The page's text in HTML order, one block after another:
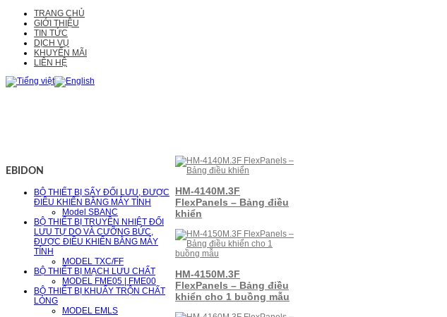
TRANG CHỦ
GIỚI THIỆU
TIN TỨC
DỊCH VỤ
KHUYẾN MÃI
LIÊN HỆ
EBIDON
BỘ THIẾT BỊ SẤY ĐỐI LƯU, ĐƯỢC
ĐIỀU KHIỂN BẰNG MÁY TÍNH
Model SBANC
BỘ THIẾT BỊ TRUYỀN NHIỆT ĐỐI
LƯU TỰ DO VÀ CƯỠNG BỨC,
ĐƯỢC ĐIỀU KHIỂN BẰNG MÁY
TÍNH
MODEL TXC/FF
BỘ THIẾT BỊ MẠCH LƯU CHẤT
MODEL FME05 | FME00
BỘ THIẾT BỊ KHUẤY TRỘN CHẤT
LỎNG
MODEL EMLS
HM-4140M.3F
FlexPanels – Bảng điều
khiển
HM-4150M.3F
FlexPanels – Bảng điều
khiển cho 1 buồng mẫu